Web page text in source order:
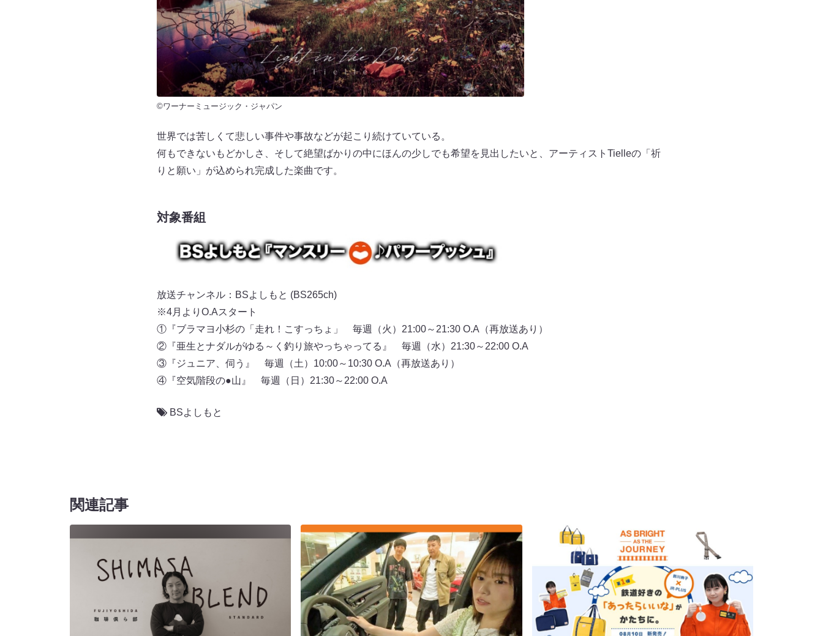
©ワーナーミュージック・ジャパン
世界では苦しくて悲しい事件や事故などが起こり続けていている。
何もできないもどかしさ、そして絶望ばかりの中にほんの少しでも希望を見出したいと、アーティストTielleの「祈
りと願い」が込められ完成した楽曲です。
対象番組
放送チャンネル：BSよしもと (BS265ch)
※4月よりO.Aスタート
①『ブラマヨ小杉の「走れ！こすっちょ」 毎週（火）21:00～21:30 O.A（再放送あり）
②『亜生とナダルがゆる～く釣り旅やっちゃってる』 毎週（水）21:30～22:00 O.A
③『ジュニア、伺う』 毎週（土）10:00～10:30 O.A（再放送あり）
④『空気階段の●山』 毎週（日）21:30～22:00 O.A
BSよしもと
関連記事